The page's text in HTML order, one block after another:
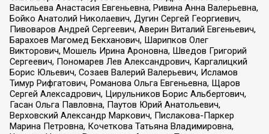
Васильева Анастасия Евгеньевна, Ривина Анна Валерьевна,
Бойко Анатолий Николаевич, Дугин Сергей Георгиевич,
Пивоваров Андрей Сергеевич, Аверин Виталий Евгеньевич,
Барахоев Магомед Бекханович, Шарипков Олег
Викторович, Мошель Ирина Ароновна, Шведов Григорий
Сергеевич, Пономарев Лев Александрович, Каргалицкий
Борис Юльевич, Созаев Валерий Валерьевич, Исламов
Тимур Рифгатович, Романова Ольга Евгеньевна, Щаров
Сергей Алексадрович, Цирульников Борис Альбертович,
Гасан Ольга Павловна, Паутов Юрий Анатольевич,
Верховский Александр Маркович, Пислакова-Паркер
Марина Петровна, Кочеткова Татьяна Владимировна,